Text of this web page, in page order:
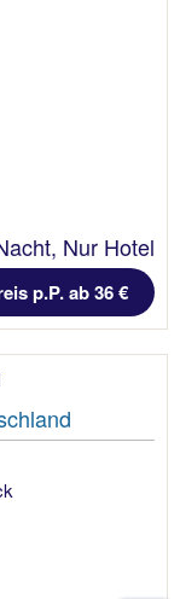
Nur Hotel
p.P. ab 36 €